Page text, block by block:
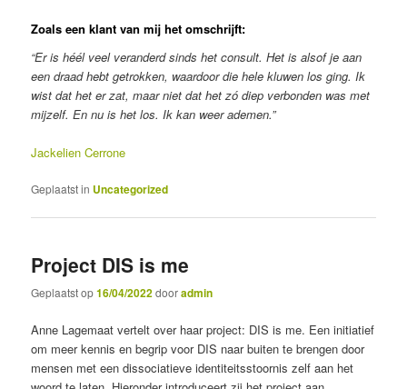
Zoals een klant van mij het omschrijft:
“Er is héél veel veranderd sinds het consult. Het is alsof je aan
een draad hebt getrokken, waardoor die hele kluwen los ging. Ik
wist dat het er zat, maar niet dat het zó diep verbonden was met
mijzelf. En nu is het los. Ik kan weer ademen.”
Jackelien Cerrone
Geplaatst in Uncategorized
Project DIS is me
Geplaatst op16/04/2022dooradmin
Anne Lagemaat vertelt over haar project: DIS is me. Een initiatief
om meer kennis en begrip voor DIS naar buiten te brengen door
mensen met een dissociatieve identiteitsstoornis zelf aan het